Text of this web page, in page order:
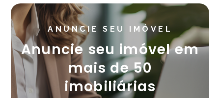
ANUNCIE SEU IMÓVEL
Anuncie seu imóvel em
mais de 50
imobiliárias